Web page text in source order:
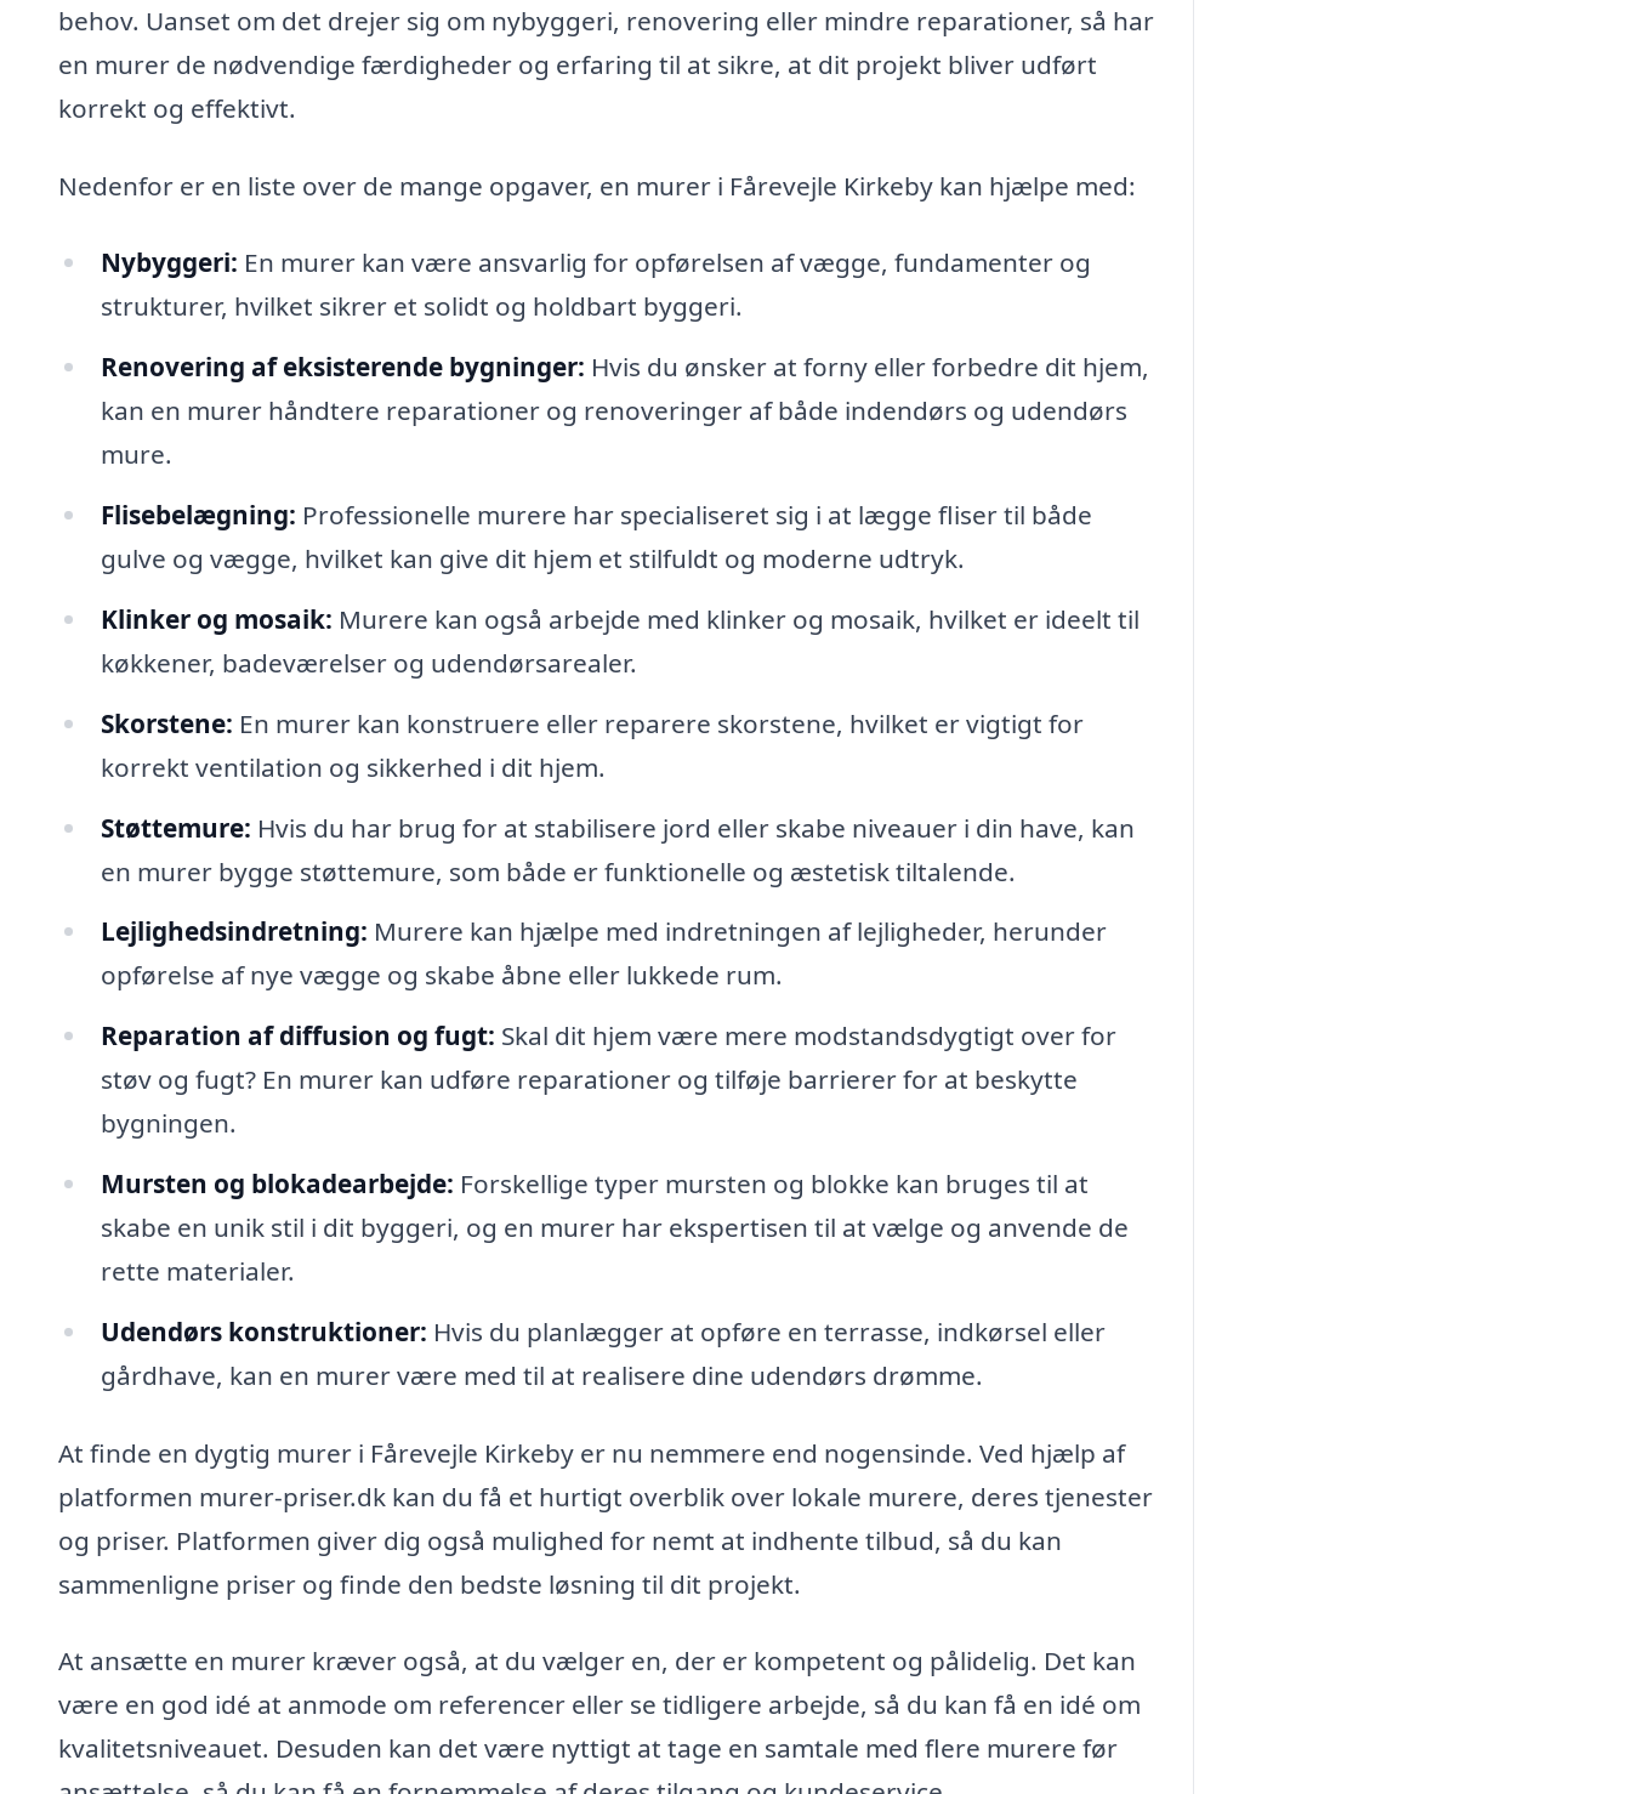
behov. Uanset om det drejer sig om nybyggeri, renovering eller mindre reparationer, så har
en murer de nødvendige færdigheder og erfaring til at sikre, at dit projekt bliver udført
korrekt og effektivt.
Nedenfor er en liste over de mange opgaver, en murer i Fårevejle Kirkeby kan hjælpe med:
Nybyggeri: En murer kan være ansvarlig for opførelsen af vægge, fundamenter og
strukturer, hvilket sikrer et solidt og holdbart byggeri.
Renovering af eksisterende bygninger: Hvis du ønsker at forny eller forbedre dit hjem,
kan en murer håndtere reparationer og renoveringer af både indendørs og udendørs
mure.
Flisebelægning: Professionelle murere har specialiseret sig i at lægge fliser til både
gulve og vægge, hvilket kan give dit hjem et stilfuldt og moderne udtryk.
Klinker og mosaik: Murere kan også arbejde med klinker og mosaik, hvilket er ideelt til
køkkener, badeværelser og udendørsarealer.
Skorstene: En murer kan konstruere eller reparere skorstene, hvilket er vigtigt for
korrekt ventilation og sikkerhed i dit hjem.
Støttemure: Hvis du har brug for at stabilisere jord eller skabe niveauer i din have, kan
en murer bygge støttemure, som både er funktionelle og æstetisk tiltalende.
Lejlighedsindretning: Murere kan hjælpe med indretningen af lejligheder, herunder
opførelse af nye vægge og skabe åbne eller lukkede rum.
Reparation af diffusion og fugt: Skal dit hjem være mere modstandsdygtigt over for
støv og fugt? En murer kan udføre reparationer og tilføje barrierer for at beskytte
bygningen.
Mursten og blokadearbejde: Forskellige typer mursten og blokke kan bruges til at
skabe en unik stil i dit byggeri, og en murer har ekspertisen til at vælge og anvende de
rette materialer.
Udendørs konstruktioner: Hvis du planlægger at opføre en terrasse, indkørsel eller
gårdhave, kan en murer være med til at realisere dine udendørs drømme.
At finde en dygtig murer i Fårevejle Kirkeby er nu nemmere end nogensinde. Ved hjælp af
platformen murer-priser.dk kan du få et hurtigt overblik over lokale murere, deres tjenester
og priser. Platformen giver dig også mulighed for nemt at indhente tilbud, så du kan
sammenligne priser og finde den bedste løsning til dit projekt.
At ansætte en murer kræver også, at du vælger en, der er kompetent og pålidelig. Det kan
være en god idé at anmode om referencer eller se tidligere arbejde, så du kan få en idé om
kvalitetsniveauet. Desuden kan det være nyttigt at tage en samtale med flere murere før